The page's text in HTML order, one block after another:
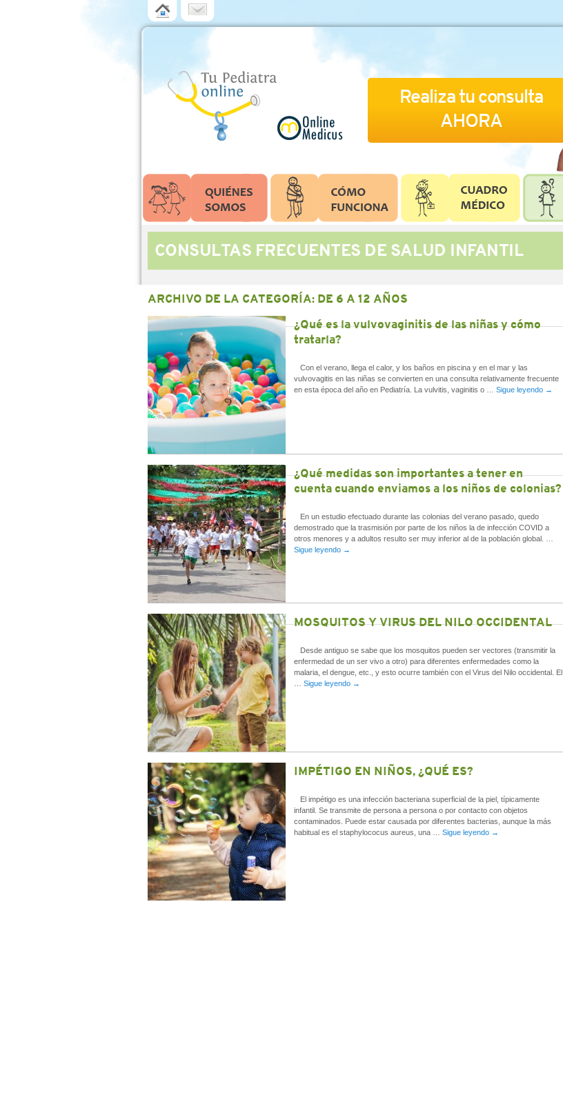
Realiza tu consulta
AHORA
CONSULTAS FRECUENTES DE SALUD INFANTIL
ARCHIVO DE LA CATEGORÍA: DE 6 A 12 AÑOS
¿Qué es la vulvovaginitis de las niñas y cómo
tratarla?
Con el verano, llega el calor, y los baños en piscina y en el mar y las
vulvovagitis en las niñas se convierten en una consulta relativamente frecuente
en esta época del año en Pediatría. La vulvitis, vaginitis o … Sigue leyendo →
¿Qué medidas son importantes a tener en
cuenta cuando enviamos a los niños de colonias?
En un estudio efectuado durante las colonias del verano pasado, quedo
demostrado que la trasmisión por parte de los niños la de infección COVID a
otros menores y a adultos resulto ser muy inferior al de la población global. …
Sigue leyendo →
MOSQUITOS Y VIRUS DEL NILO OCCIDENTAL
Desde antiguo se sabe que los mosquitos pueden ser vectores (transmitir la
enfermedad de un ser vivo a otro) para diferentes enfermedades como la
malaria, el dengue, etc., y esto ocurre también con el Virus del Nilo occidental. El
Sigue leyendo →
IMPÉTIGO EN NIÑOS, ¿QUÉ ES?
El impétigo es una infección bacteriana superficial de la piel, típicamente
infantil. Se transmite de persona a persona o por contacto con objetos
contaminados. Puede estar causada por diferentes bacterias, aunque la más
habitual es el staphylococus aureus, una … Sigue leyendo →